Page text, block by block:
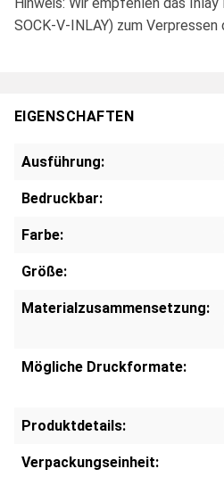
Hinweis: Wir empfehlen das
SOCK-V-INLAY) zum Verpressen
EIGENSCHAFTEN
Ausführung:
Bedruckbar:
Farbe:
Größe:
Materialzusammensetzung:
Mögliche Druckformate:
Produktdetails:
Verpackungseinheit: